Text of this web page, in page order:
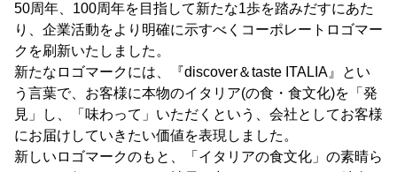
50周年、100周年を目指して新たな1歩を踏みだすにあた
り、企業活動をより明確に示すべくコーポレートロゴマー
クを刷新いたしました。
新たなロゴマークには、『discover＆taste ITALIA』とい
う言葉で、お客様に本物のイタリア(の食・食文化)を「発
見」し、「味わって」いただくという、会社としてお客様
にお届けしていきたい価値を表現しました。
新しいロゴマークのもと、「イタリアの食文化」の素晴ら